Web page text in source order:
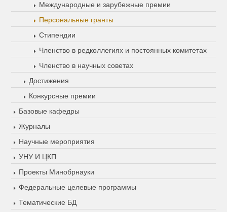
Международные и зарубежные премии
Персональные гранты
Стипендии
Членство в редколлегиях и постоянных комитетах
Членство в научных советах
Достижения
Конкурсные премии
Базовые кафедры
Журналы
Научные мероприятия
УНУ И ЦКП
Проекты Минобрнауки
Федеральные целевые программы
Тематические БД